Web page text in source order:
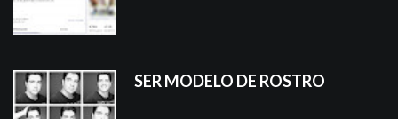
SER MODELO DE ROSTRO